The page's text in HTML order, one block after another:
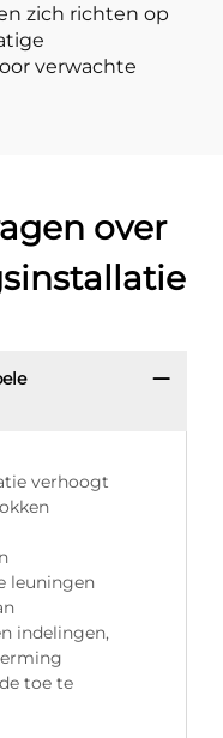
zich richten op
verwachte
over
verhoogt
leuningen
indelingen,
toe te